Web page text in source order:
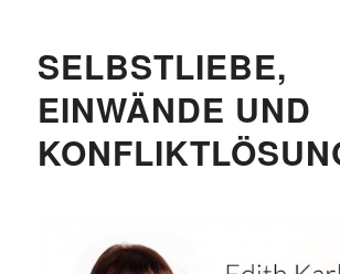
SELBSTLIEBE,
EINWÄNDE UND